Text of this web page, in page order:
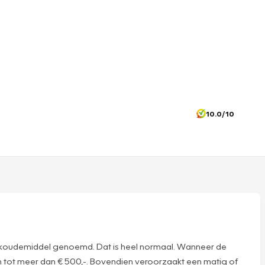
10.0/10
genoemd. Dat is heel normaal. Wanneer de
meer dan € 500,-. Bovendien veroorzaakt een matig of